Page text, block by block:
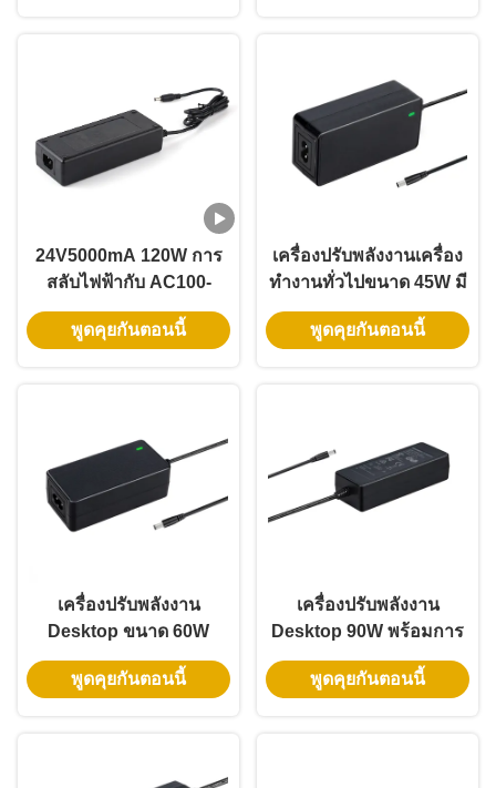
24V5000mA 120W การ
สลับไฟฟ้ากับ AC100-
240V การเข้าและการรับ
ประกัน 3 ปีสําหรับการใช้
พูดคุยกันตอนนี้
เครื่องปรับพลังงานเครื่อง
ทํางานทั่วไปขนาด 45W มี
ไฟเข้า 100-240Vac และ
รับประกัน 3 ปี
พูดคุยกันตอนนี้
เครื่องปรับพลังงาน
Desktop ขนาด 60W
พร้อมไฟฟ้าเข้าทั่วไป และ
การป้องกันความปลอดภัย
พูดคุยกันตอนนี้
เครื่องปรับพลังงาน
Desktop 90W พร้อมการ
ป้องกันความปลอดภัย
หลายแบบ และความแรง
พูดคุยกันตอนนี้